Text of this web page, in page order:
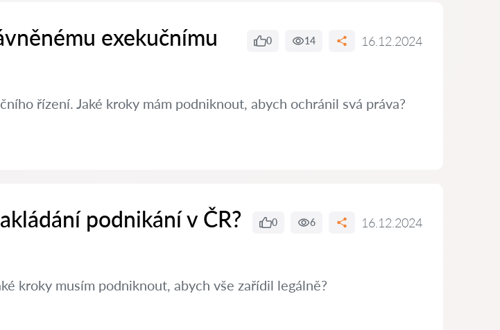
exekučnímu
0 14 16.12.2024
řízení. Jaké kroky mám podniknout, abych ochránil svá práva?
podnikání v ČR? 0 6 16.12.2024
kroky musím podniknout, abych vše zařídil legálně?